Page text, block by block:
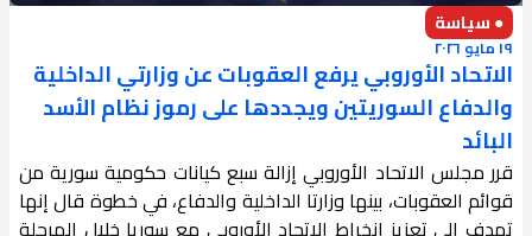
● سياسة
١٩ مايو ٢٠٢٦
الاتحاد الأوروبي يرفع العقوبات عن وزارتي الداخلية
والدفاع السوريتين ويجددها على رموز نظام الأسد
البائد
قرر مجلس الاتحاد الأوروبي إزالة سبع كيانات حكومية سورية من
قوائم العقوبات، بينها وزارتا الداخلية والدفاع، في خطوة قال إنها
تهدف إلى تعزيز انخراط الاتحاد الأوروبي مع سوريا خلال المرحلة